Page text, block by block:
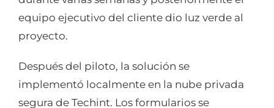
equipo ejecutivo del cliente dio luz verde al
proyecto.
Después del piloto, la solución se
implementó localmente en la nube privada
segura de Techint. Los formularios se